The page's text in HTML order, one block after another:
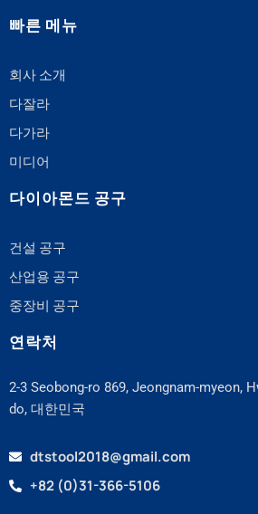
빠른 메뉴
회사 소개
다잘라
다가라
미디어
다이아몬드 공구
건설 공구
산업용 공구
중장비 공구
연락처
2-3 Seobong-ro 869, Jeongnam-myeon,
do, 대한민국
dtstool2018@gmail.com
+82 (0)31-366-5106